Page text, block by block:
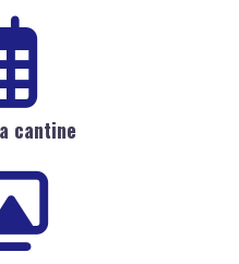
cantine